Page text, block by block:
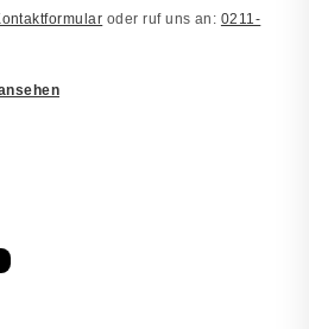
oder ruf uns an: 0211-